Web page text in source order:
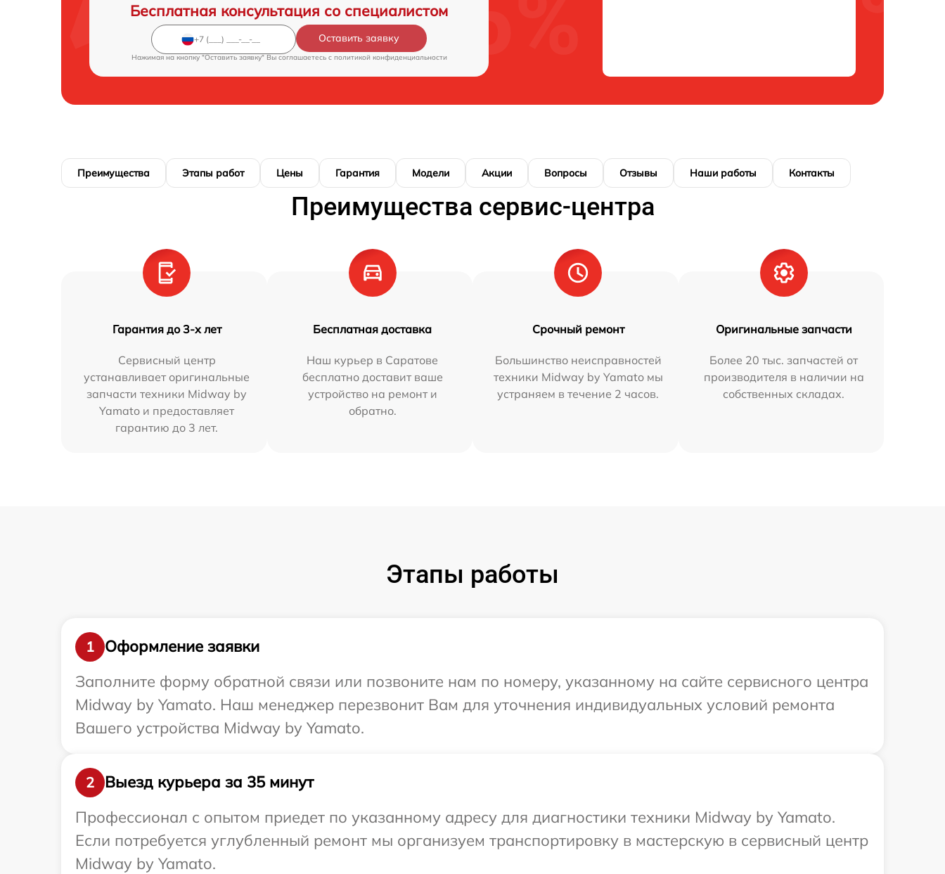
Бесплатная консультация со специалистом
Оставить заявку
Нажимая на кнопку "Оставить заявку" Вы соглашаетесь c политикой конфиденциальности
Преимущества Этапы работ Цены Гарантия Модели Акции Вопросы Отзывы Наши работы Контакты
Преимущества сервис-центра
Гарантия до 3-х лет
Сервисный центр
устанавливает оригинальные
запчасти техники Midway by
Yamato и предоставляет
гарантию до 3 лет.
Бесплатная доставка
Наш курьер в Саратове
бесплатно доставит ваше
устройство на ремонт и
обратно.
Срочный ремонт
Большинство неисправностей
техники Midway by Yamato мы
устраняем в течение 2 часов.
Оригинальные запчасти
Более 20 тыс. запчастей от
производителя в наличии на
собственных складах.
Этапы работы
1
Оформление заявки
Заполните форму обратной связи или позвоните нам по номеру, указанному на сайте сервисного центра
Midway by Yamato. Наш менеджер перезвонит Вам для уточнения индивидуальных условий ремонта
Вашего устройства Midway by Yamato.
2
Выезд курьера за 35 минут
Профессионал с опытом приедет по указанному адресу для диагностики техники Midway by Yamato.
Если потребуется углубленный ремонт мы организуем транспортировку в мастерскую в сервисный центр
Midway by Yamato.